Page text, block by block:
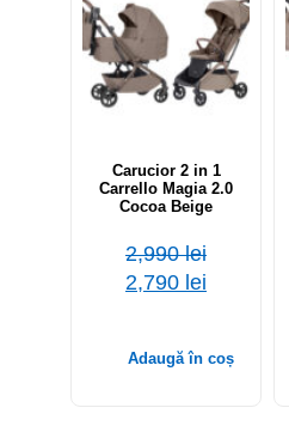
Carucior 2 in 1
Carrello Magia 2.0
Cocoa Beige
2,990lei
2,790 lei
Adaugă în coș